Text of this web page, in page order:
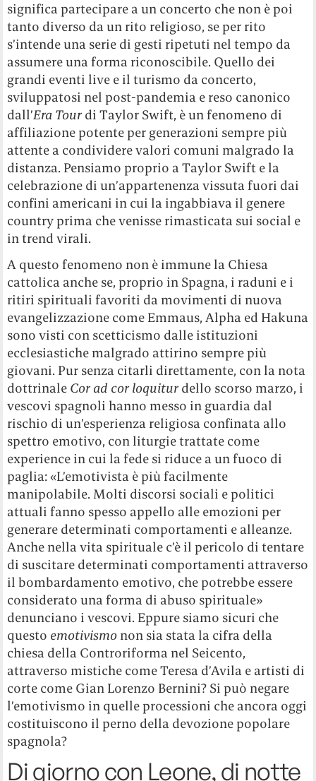
significa partecipare a un concerto che non è poi
tanto diverso da un rito religioso, se per rito
s’intende una serie di gesti ripetuti nel tempo da
assumere una forma riconoscibile. Quello dei
grandi eventi live e il turismo da concerto,
sviluppatosi nel post-pandemia e reso canonico
dall’Era Tour di Taylor Swift, è un fenomeno di
affiliazione potente per generazioni sempre più
attente a condividere valori comuni malgrado la
distanza. Pensiamo proprio a Taylor Swift e la
celebrazione di un’appartenenza vissuta fuori dai
confini americani in cui la ingabbiava il genere
country prima che venisse rimasticata sui social e
in trend virali.
A questo fenomeno non è immune la Chiesa
cattolica anche se, proprio in Spagna, i raduni e i
ritiri spirituali favoriti da movimenti di nuova
evangelizzazione come Emmaus, Alpha ed Hakuna
sono visti con scetticismo dalle istituzioni
ecclesiastiche malgrado attirino sempre più
giovani. Pur senza citarli direttamente, con la nota
dottrinale Cor ad cor loquitur dello scorso marzo, i
vescovi spagnoli hanno messo in guardia dal
rischio di un’esperienza religiosa confinata allo
spettro emotivo, con liturgie trattate come
experience in cui la fede si riduce a un fuoco di
paglia: «L’emotivista è più facilmente
manipolabile. Molti discorsi sociali e politici
attuali fanno spesso appello alle emozioni per
generare determinati comportamenti e alleanze.
Anche nella vita spirituale c’è il pericolo di tentare
di suscitare determinati comportamenti attraverso
il bombardamento emotivo, che potrebbe essere
considerato una forma di abuso spirituale»
denunciano i vescovi. Eppure siamo sicuri che
questo emotivismo non sia stata la cifra della
chiesa della Controriforma nel Seicento,
attraverso mistiche come Teresa d’Avila e artisti di
corte come Gian Lorenzo Bernini? Si può negare
l’emotivismo in quelle processioni che ancora oggi
costituiscono il perno della devozione popolare
spagnola?
Di giorno con Leone, di notte